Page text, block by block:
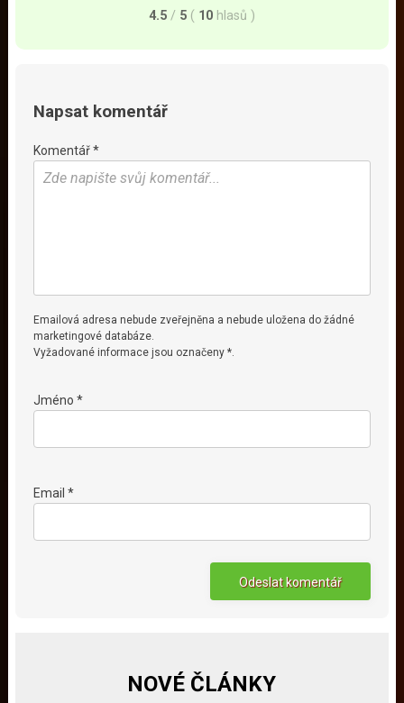
4.5 / 5 ( 10 hlasů )
Napsat komentář
Komentář *
Emailová adresa nebude zveřejněna a nebude uložena do žádné
marketingové databáze.
Vyžadované informace jsou označeny *.
Jméno *
Email *
NOVÉ ČLÁNKY